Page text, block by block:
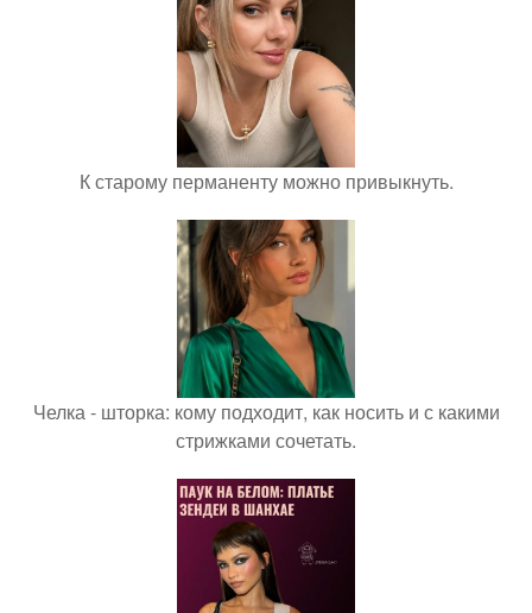
К старому перманенту можно привыкнуть.
Челка - шторка: кому подходит, как носить и с какими
стрижками сочетать.